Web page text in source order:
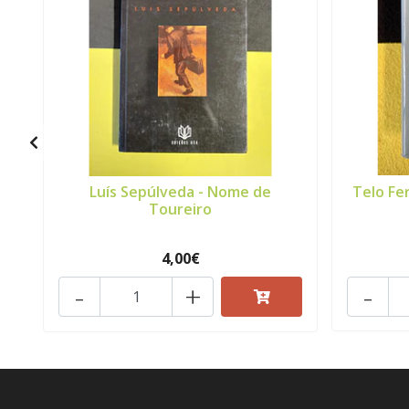
Luís Sepúlveda - Nome de
Toureiro
4,00€
+
-
Telo
-